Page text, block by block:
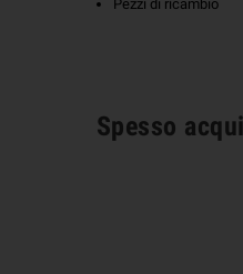
Pezzi di ricambio
Spesso